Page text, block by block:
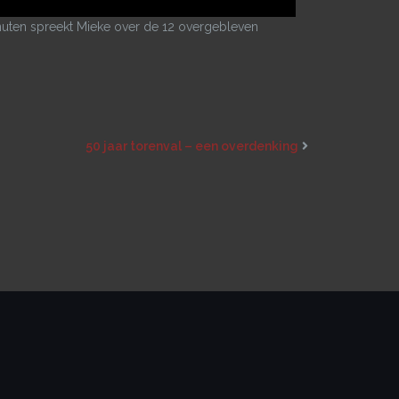
spreekt Mieke over de 12 overgebleven
50 jaar torenval – een overdenking